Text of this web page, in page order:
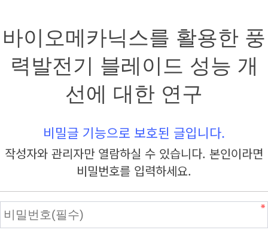
바이오메카닉스를 활용한 풍
력발전기 블레이드 성능 개
선에 대한 연구
비밀글 기능으로 보호된 글입니다.
작성자와 관리자만 열람하실 수 있습니다. 본인이라면
비밀번호를 입력하세요.